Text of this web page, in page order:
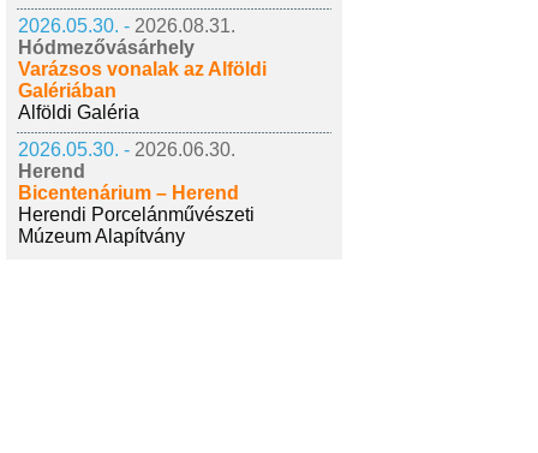
2026.05.30. - 2026.08.31.
Hódmezővásárhely
Varázsos vonalak az Alföldi
Galériában
Alföldi Galéria
2026.05.30. - 2026.06.30.
Herend
Bicentenárium – Herend
Herendi Porcelánművészeti
Múzeum Alapítvány